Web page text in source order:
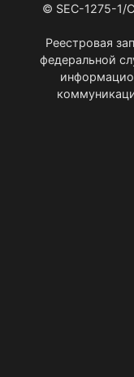
© SEC-1275-1/
Реестровая
федеральной